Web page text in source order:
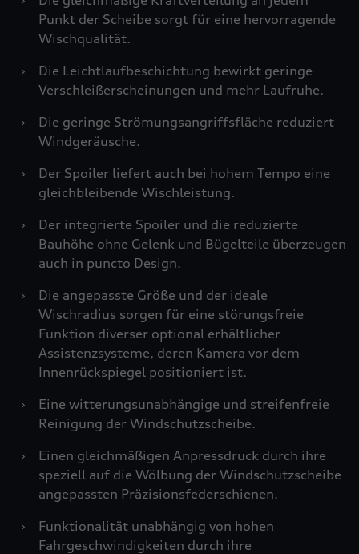
Punkt der Scheibe sorgt für eine hervorragende
Wischqualität.
›
Die Leichtlaufbeschichtung bewirkt geringe
Verschleißerscheinungen und mehr Laufruhe.
›
Die geringe Strömungsangriffsfläche reduziert
Windgeräusche.
›
Der Spoiler liefert auch bei hohem Tempo eine
gleichbleibende Wischleistung.
›
Der integrierte Spoiler und die reduzierte
Bauhöhe ohne Gelenk und Bügelteile überzeugen
auch in puncto Design.
›
Die angepasste Größe und der ideale
Wischradius sorgen für eine störungsfreie
Funktion diverser optional erhältlicher
Assistenzsysteme, deren Kamera vor dem
Innenrückspiegel positioniert ist.
›
Eine witterungsunabhängige und streifenfreie
Reinigung der Windschutzscheibe.
›
Einen gleichmäßigen Anpressdruck durch ihre
speziell auf die Wölbung der Windschutzscheibe
angepassten Präzisionsfederschienen.
›
Funktionalität unabhängig von hohen
Fahrgeschwindigkeiten durch ihre